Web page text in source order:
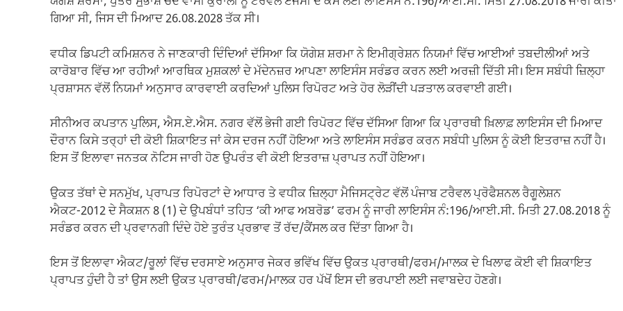
ਗਿਆ ਸੀ, ਜਿਸ ਦੀ ਮਿਆਦ 26.08.2028 ਤੱਕ ਸੀ।
ਵਧੀਕ ਡਿਪਟੀ ਕਮਿਸ਼ਨਰ ਨੇ ਜਾਣਕਾਰੀ ਦਿੰਦਿਆਂ ਦੱਸਿਆ ਕਿ ਯੋਗੇਸ਼ ਸ਼ਰਮਾ ਨੇ ਇਮੀਗ੍ਰੇਸ਼ਨ ਨਿਯਮਾਂ ਵਿੱਚ ਆਈਆਂ ਤਬਦੀਲੀਆਂ ਅਤੇ
ਕਾਰੋਬਾਰ ਵਿੱਚ ਆ ਰਹੀਆਂ ਆਰਥਿਕ ਮੁਸ਼ਕਲਾਂ ਦੇ ਮੱਦੇਨਜ਼ਰ ਆਪਣਾ ਲਾਇਸੰਸ ਸਰੰਡਰ ਕਰਨ ਲਈ ਅਰਜ਼ੀ ਦਿੱਤੀ ਸੀ। ਇਸ ਸਬੰਧੀ ਜ਼ਿਲ੍ਹਾ
ਪ੍ਰਸ਼ਾਸਨ ਵੱਲੋਂ ਨਿਯਮਾਂ ਅਨੁਸਾਰ ਕਾਰਵਾਈ ਕਰਦਿਆਂ ਪੁਲਿਸ ਰਿਪੋਰਟ ਅਤੇ ਹੋਰ ਲੋੜੀਂਦੀ ਪੜਤਾਲ ਕਰਵਾਈ ਗਈ।
ਸੀਨੀਅਰ ਕਪਤਾਨ ਪੁਲਿਸ, ਐਸ.ਏ.ਐਸ. ਨਗਰ ਵੱਲੋਂ ਭੇਜੀ ਗਈ ਰਿਪੋਰਟ ਵਿੱਚ ਦੱਸਿਆ ਗਿਆ ਕਿ ਪ੍ਰਾਰਥੀ ਖ਼ਿਲਾਫ਼ ਲਾਇਸੰਸ ਦੀ ਮਿਆਦ
ਦੌਰਾਨ ਕਿਸੇ ਤਰ੍ਹਾਂ ਦੀ ਕੋਈ ਸ਼ਿਕਾਇਤ ਜਾਂ ਕੇਸ ਦਰਜ ਨਹੀਂ ਹੋਇਆ ਅਤੇ ਲਾਇਸੰਸ ਸਰੰਡਰ ਕਰਨ ਸਬੰਧੀ ਪੁਲਿਸ ਨੂੰ ਕੋਈ ਇਤਰਾਜ਼ ਨਹੀਂ ਹੈ।
ਇਸ ਤੋਂ ਇਲਾਵਾ ਜਨਤਕ ਨੋਟਿਸ ਜਾਰੀ ਹੋਣ ਉਪਰੰਤ ਵੀ ਕੋਈ ਇਤਰਾਜ਼ ਪ੍ਰਾਪਤ ਨਹੀਂ ਹੋਇਆ।
ਉਕਤ ਤੱਥਾਂ ਦੇ ਸਨਮੁੱਖ, ਪ੍ਰਾਪਤ ਰਿਪੋਰਟਾਂ ਦੇ ਆਧਾਰ ਤੇ ਵਧੀਕ ਜ਼ਿਲ੍ਹਾ ਮੈਜਿਸਟ੍ਰੇਟ ਵੱਲੋਂ ਪੰਜਾਬ ਟਰੈਵਲ ਪ੍ਰੋਫੈਸ਼ਨਲ ਰੈਗੂਲੇਸ਼ਨ
ਐਕਟ-2012 ਦੇ ਸੈਕਸ਼ਨ 8 (1) ਦੇ ਉਪਬੰਧਾਂ ਤਹਿਤ ‘ਕੀ ਆਫ ਅਬਰੋਡ’ ਫਰਮ ਨੂੰ ਜਾਰੀ ਲਾਇਸੰਸ ਨੰ:196/ਆਈ.ਸੀ. ਮਿਤੀ 27.08.2018 ਨੂੰ
ਸਰੰਡਰ ਕਰਨ ਦੀ ਪ੍ਰਵਾਨਗੀ ਦਿੰਦੇ ਹੋਏ ਤੁਰੰਤ ਪ੍ਰਭਾਵ ਤੋਂ ਰੱਦ/ਕੈਂਸਲ ਕਰ ਦਿੱਤਾ ਗਿਆ ਹੈ।
ਇਸ ਤੋਂ ਇਲਾਵਾ ਐਕਟ/ਰੂਲਾਂ ਵਿੱਚ ਦਰਸਾਏ ਅਨੁਸਾਰ ਜੇਕਰ ਭਵਿੱਖ ਵਿੱਚ ਉਕਤ ਪ੍ਰਾਰਥੀ/ਫਰਮ/ਮਾਲਕ ਦੇ ਖਿਲਾਫ ਕੋਈ ਵੀ ਸ਼ਿਕਾਇਤ
ਪ੍ਰਾਪਤ ਹੁੰਦੀ ਹੈ ਤਾਂ ਉਸ ਲਈ ਉਕਤ ਪ੍ਰਾਰਥੀ/ਫਰਮ/ਮਾਲਕ ਹਰ ਪੱਖੋਂ ਇਸ ਦੀ ਭਰਪਾਈ ਲਈ ਜਵਾਬਦੇਹ ਹੋਣਗੇ।